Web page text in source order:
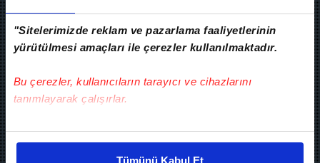
"Sitelerimizde reklam ve pazarlama faaliyetlerinin
yürütülmesi amaçları ile çerezler kullanılmaktadır.
Bu çerezler, kullanıcıların tarayıcı ve cihazlarını
tanımlayarak çalışırlar.
Bu çerezlere izin vermeniz halinde sizlere özel
Tümünü Kabul Et
Ziraat Türkiye Kupası yarı finalinde